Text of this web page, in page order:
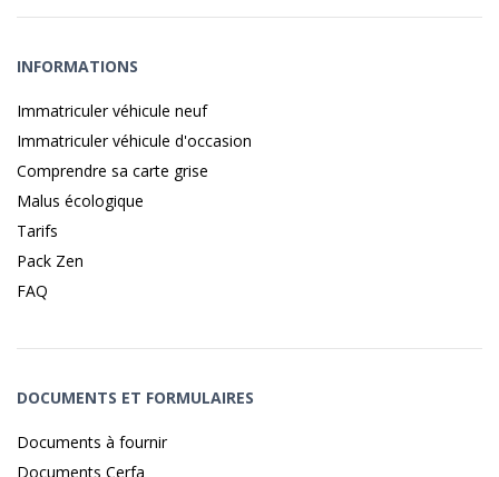
INFORMATIONS
Immatriculer véhicule neuf
Immatriculer véhicule d'occasion
Comprendre sa carte grise
Malus écologique
Tarifs
Pack Zen
FAQ
DOCUMENTS ET FORMULAIRES
Documents à fournir
Documents Cerfa